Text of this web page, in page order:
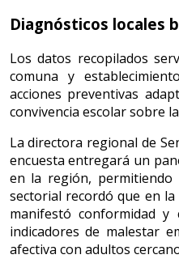
Diagnósticos locales
Los datos recopilados
comuna y
acciones preventivas
convivencia escolar sobre
La directora regional de
encuesta entregará un
en la región, permitiendo
sectorial recordó que en
manifestó conformidad y
indicadores de malestar
afectiva con adultos